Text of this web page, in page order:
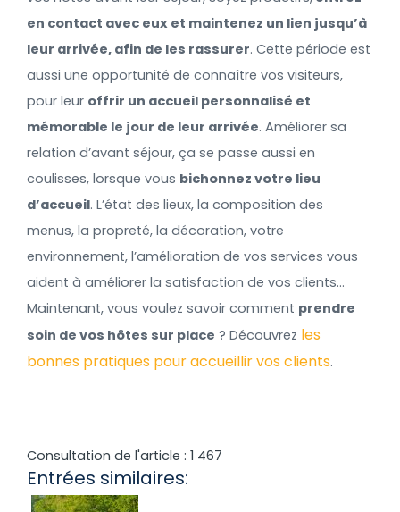
en contact avec eux et maintenez un lien jusqu’à
leur arrivée, afin de les rassurer. Cette période est
aussi une opportunité de connaître vos visiteurs,
pour leur offrir un accueil personnalisé et
mémorable le jour de leur arrivée. Améliorer sa
relation d’avant séjour, ça se passe aussi en
coulisses, lorsque vous bichonnez votre lieu
d’accueil. L’état des lieux, la composition des
menus, la propreté, la décoration, votre
environnement, l’amélioration de vos services vous
aident à améliorer la satisfaction de vos clients…
Maintenant, vous voulez savoir comment prendre
soin de vos hôtes sur place ? Découvrez les
bonnes pratiques pour accueillir vos clients.
Consultation de l'article : 1 467
Entrées similaires: